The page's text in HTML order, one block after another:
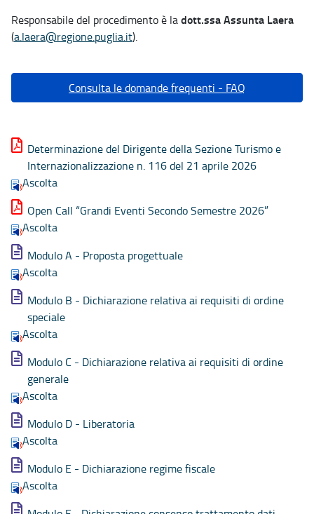
Responsabile del procedimento è ladott.ssa Assunta Laera
(a.laera@regione.puglia.it).
Consulta le domande frequenti - FAQ
Determinazione del Dirigente della Sezione Turismo e
Internazionalizzazione n. 116 del 21 aprile 2026
Ascolta
Open Call “Grandi Eventi Secondo Semestre 2026”
Ascolta
Modulo A - Proposta progettuale
Ascolta
Modulo B - Dichiarazione relativa ai requisiti di ordine
speciale
Ascolta
Modulo C - Dichiarazione relativa ai requisiti di ordine
generale
Ascolta
Modulo D - Liberatoria
Ascolta
Modulo E - Dichiarazione regime fiscale
Ascolta